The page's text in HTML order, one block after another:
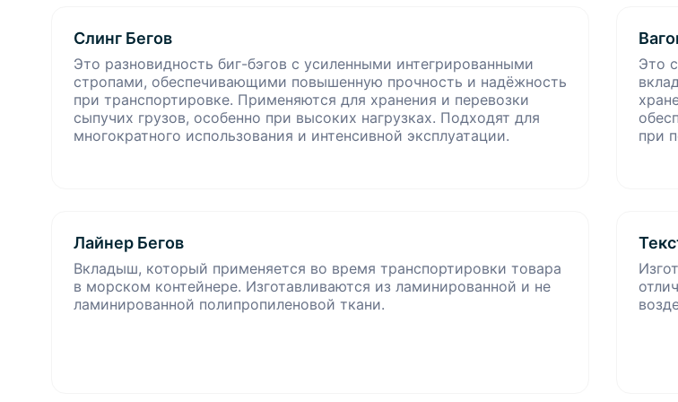
Слинг Бегов
Это разновидность биг-бэгов с усиленными интегрированными
стропами, обеспечивающими повышенную прочность и надёжность
при транспортировке. Применяются для хранения и перевозки
сыпучих грузов, особенно при высоких нагрузках. Подходят для
многократного использования и интенсивной эксплуатации.
Это
при
Лайнер Бегов
Вкладыш, который применяется во время транспортировки товара
в морском контейнере. Изготавливаются из ламинированной и не
ламинированной полипропиленовой ткани.